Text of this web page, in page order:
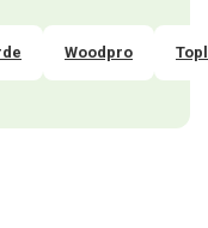
Woodpro